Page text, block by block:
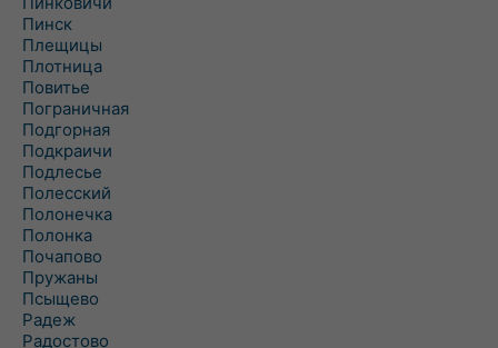
Пинск
Плещицы
Плотница
Повитье
Пограничная
Подгорная
Подкраичи
Подлесье
Полесский
Полонечка
Полонка
Почапово
Пружаны
Псыщево
Радеж
Радостово